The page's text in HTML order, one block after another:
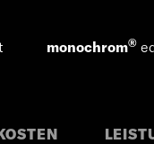
monochrom®